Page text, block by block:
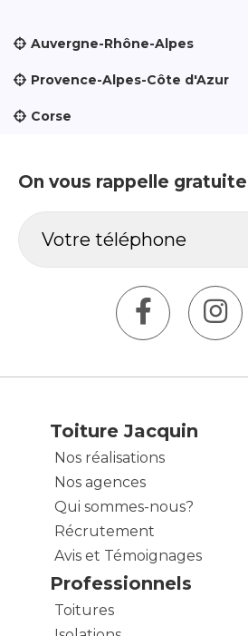
Auvergne-Rhône-Alpes
Provence-Alpes-Côte d'Azur
Corse
On vous rappelle
Toiture Jacquin
Nos réalisations
Nos agences
Qui sommes-nous?
Récrutement
Avis et Témoignages
Professionnels
Toitures